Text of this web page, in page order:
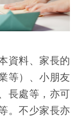
資料、家長的
等）、小朋友
長處等，亦可
。不少家長亦